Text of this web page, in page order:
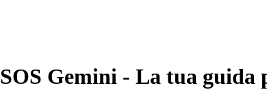
SOS Gemini - La tua guida